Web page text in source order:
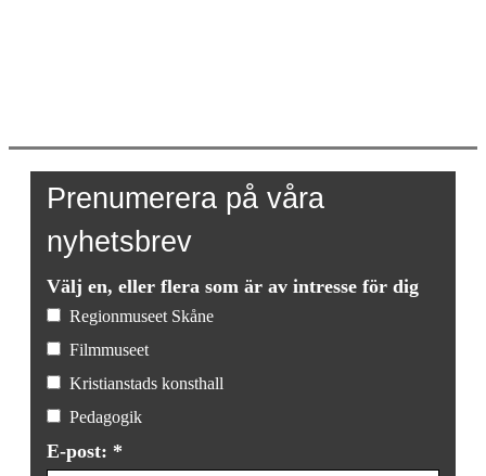
Prenumerera på våra
nyhetsbrev
Välj en, eller flera som är av intresse för dig
Regionmuseet Skåne
Filmmuseet
Kristianstads konsthall
Pedagogik
E-post: *